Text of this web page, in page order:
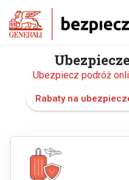
Ubezpiecz podróż
Rabaty na